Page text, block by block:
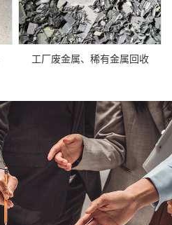
工厂废金属、稀有金属回收